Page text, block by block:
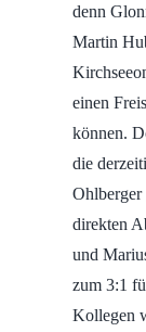
denn
Martin
einen
können.
die
direkten
und
zum 3:1
Kollegen